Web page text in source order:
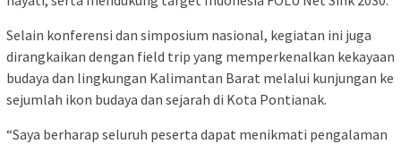
Selain konferensi dan simposium nasional, kegiatan ini juga
dirangkaikan dengan field trip yang memperkenalkan kekayaan
budaya dan lingkungan Kalimantan Barat melalui kunjungan ke
sejumlah ikon budaya dan sejarah di Kota Pontianak.
“Saya berharap seluruh peserta dapat menikmati pengalaman